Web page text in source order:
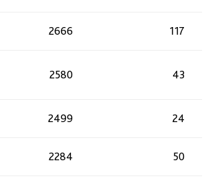
2666
117
2580 43
2499
24
2284
50